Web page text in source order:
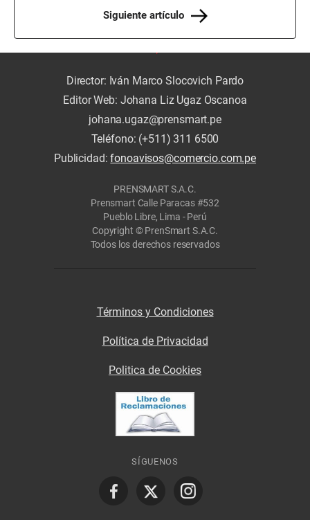
Siguiente artículo
Director: Iván Marco Slocovich Pardo
Editor Web: Johana Liz Ugaz Oscanoa
johana.ugaz@prensmart.pe
Teléfono: (+511) 311 6500
Publicidad:fonoavisos@comercio.com.pe
PRENSMART S.A.C.
Prensmart Calle Paracas #532
Pueblo Libre, Lima - Perú
Copyright © PrenSmart S.A.C.
Todos los derechos reservados
Términos y Condiciones
Política de Privacidad
Politica de Cookies
SÍGUENOS